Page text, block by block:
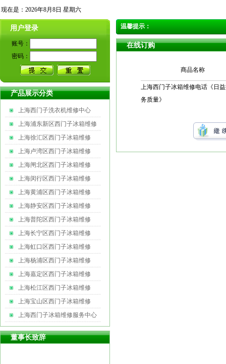
现在是：2026年8月8日 星期六
用户登录
账号：
密码：
产品展示分类
上海西门子洗衣机维修中心
上海浦东新区西门子冰箱维修
上海徐汇区西门子冰箱维修
上海卢湾区西门子冰箱维修
上海闸北区西门子冰箱维修
上海闵行区西门子冰箱维修
上海黄浦区西门子冰箱维修
上海静安区西门子冰箱维修
上海普陀区西门子冰箱维修
上海长宁区西门子冰箱维修
上海虹口区西门子冰箱维修
上海杨浦区西门子冰箱维修
上海嘉定区西门子冰箱维修
上海松江区西门子冰箱维修
上海宝山区西门子冰箱维修
上海西门子冰箱维修服务中心
董事长致辞
温馨提示：
在线订购
商品名称
上海西门子冰箱维修电话《日
务质量》